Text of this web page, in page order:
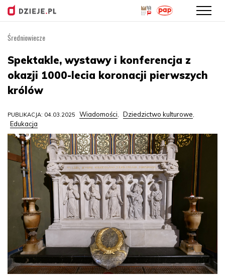
treści
Średniowiecze
Spektakle, wystawy i konferencja z
okazji 1000-lecia koronacji pierwszych
królów
PUBLIKACJA: 04.03.2025 Wiadomości, Dziedzictwo kulturowe,
Edukacja